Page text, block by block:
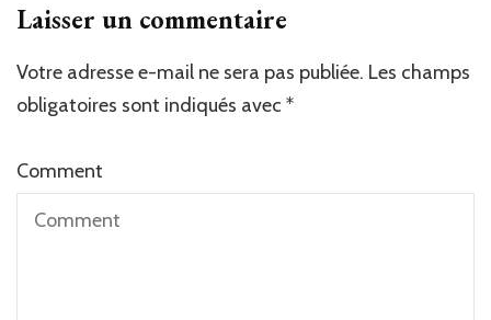
Laisser un commentaire
Votre adresse e-mail ne sera pas publiée. Les champs
obligatoires sont indiqués avec *
Comment